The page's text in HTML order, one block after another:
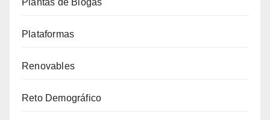
Plantas de Biogás
Plataformas
Renovables
Reto Demográfico